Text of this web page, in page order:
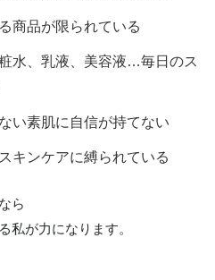
商品が限られている
水、乳液、美容液…毎日のス
い素肌に自信が持てない
キンケアに縛られている
ら
私が力になります。